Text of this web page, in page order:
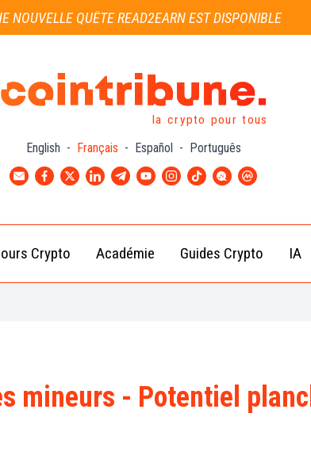
NOUVELLE QUÊTE READ2EARN EST DISPONIBLE
la crypto pour tous
English - Français - Español - Português
Crypto
Actu
Web3
Crypto
(BTC)
XRP
(XRP)
Académie
Débutant
Intermédiaire
Guides Crypto IA
mineurs - Potentiel